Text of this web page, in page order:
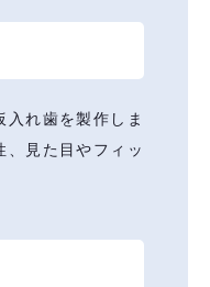
入れ歯を製作しま
、見た目やフィッ